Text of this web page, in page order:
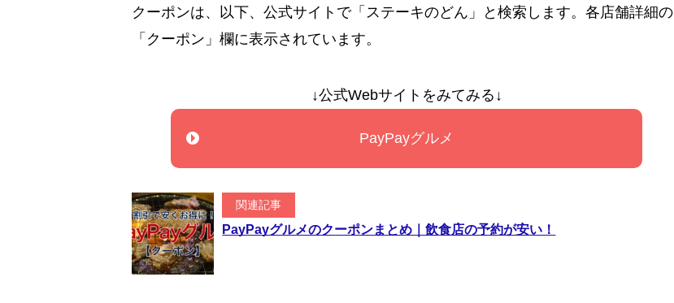
クーポンは、以下、公式サイトで「ステーキのどん」と検索します。各店舗詳細の
「クーポン」欄に表示されています。
↓公式Webサイトをみてみる↓
PayPayグルメ
関連記事
PayPayグルメのクーポンまとめ｜飲食店の予約が安い！